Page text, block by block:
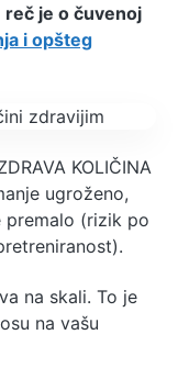
reč je o čuvenoj
i opšteg
KOLIČINA
ugroženo,
premalo (rizik po
na skali. To je
na vašu